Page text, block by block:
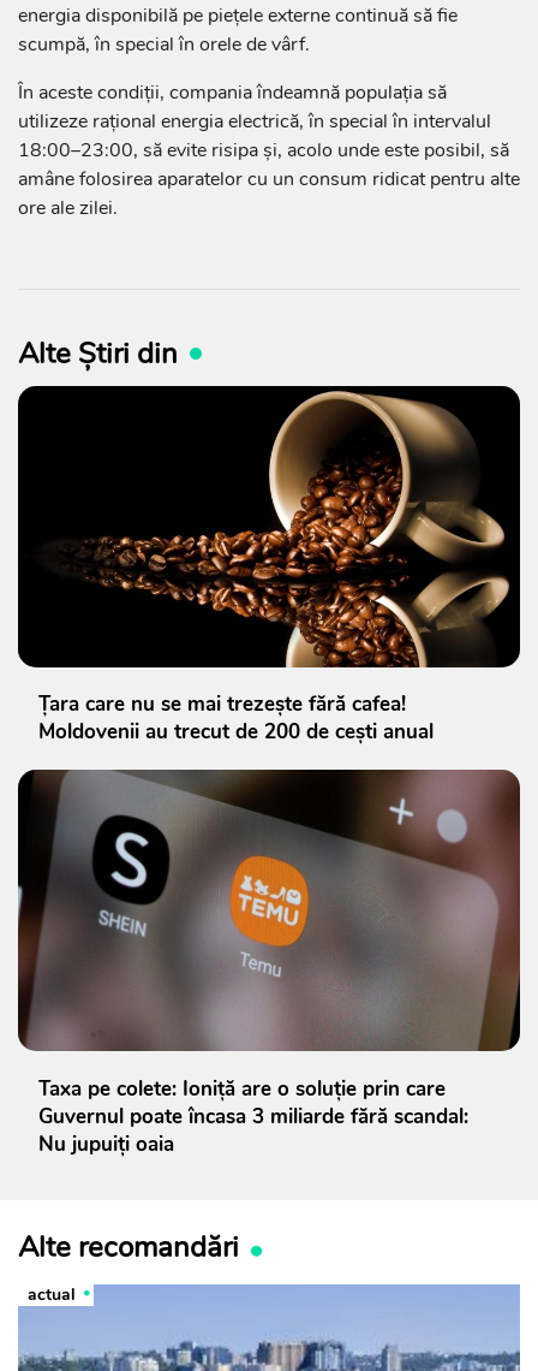
energia disponibilă pe piețele externe continuă să fie
scumpă, în special în orele de vârf.
În aceste condiții, compania îndeamnă populația să
utilizeze rațional energia electrică, în special în intervalul
18:00–23:00, să evite risipa și, acolo unde este posibil, să
amâne folosirea aparatelor cu un consum ridicat pentru alte
ore ale zilei.
Alte Știri din
Țara care nu se mai trezește fără cafea!
Moldovenii au trecut de 200 de cești anual
Taxa pe colete: Ioniță are o soluție prin care
Guvernul poate încasa 3 miliarde fără scandal:
Nu jupuiți oaia
Alte recomandări
actual